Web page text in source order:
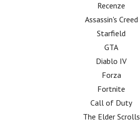
Recenze
Assassin's Creed
Starfield
GTA
Diablo IV
Forza
Fortnite
Call of Duty
The Elder Scrolls